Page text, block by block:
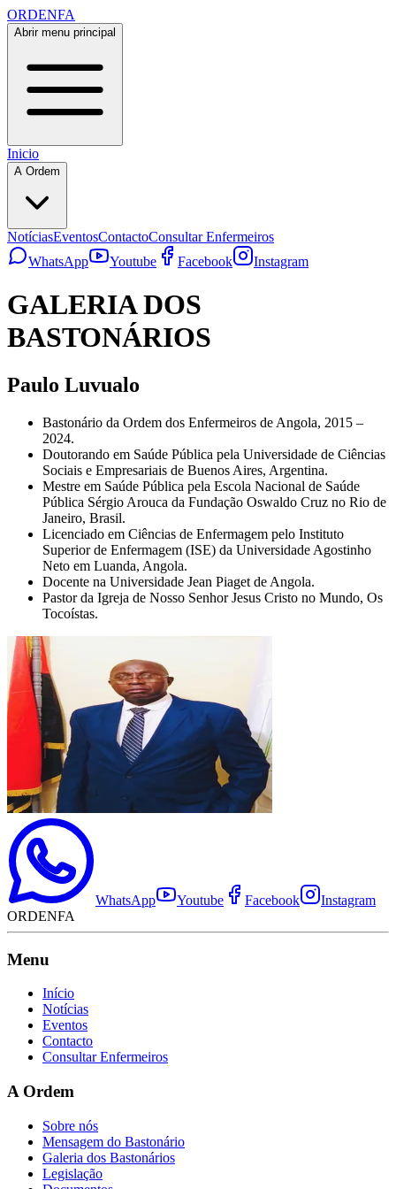
ORDENFA
Abrir menu principal
Inicio
A Ordem
NotíciasEventosContactoConsultar Enfermeiros
WhatsApp
Youtube Facebook Instagram
GALERIA DOS
BASTONÁRIOS
Paulo Luvualo
Bastonário da Ordem dos Enfermeiros de Angola, 2015 –
2024.
Doutorando em Saúde Pública pela Universidade de Ciências
Sociais e Empresariais de Buenos Aires, Argentina.
Mestre em Saúde Pública pela Escola Nacional de Saúde
Pública Sérgio Arouca da Fundação Oswaldo Cruz no Rio de
Janeiro, Brasil.
Licenciado em Ciências de Enfermagem pelo Instituto
Superior de Enfermagem (ISE) da Universidade Agostinho
Neto em Luanda, Angola.
Docente na Universidade Jean Piaget de Angola.
Pastor da Igreja de Nosso Senhor Jesus Cristo no Mundo, Os
Tocoístas.
WhatsApp Youtube Facebook
Instagram
ORDENFA
Menu
Início
Notícias
Eventos
Contacto
Consultar Enfermeiros
A Ordem
Sobre nós
Mensagem do Bastonário
Galeria dos Bastonários
Legislação